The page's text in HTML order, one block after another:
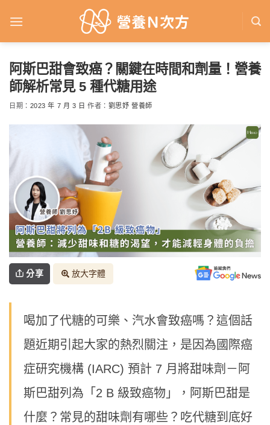
阿斯巴甜會致癌？關鍵在時間和劑量！營養
師解析常見 5 種代糖用途
日期： 2023 年 7 月 3 日 作者： 劉思妤 營養師
分享 放大字體
喝加了代糖的可樂、汽水會致癌嗎？這個話
題近期引起大家的熱烈關注，是因為國際癌
症研究機構 (IARC) 預計 7 月將甜味劑－阿
斯巴甜列為「2 B 級致癌物」，阿斯巴甜是
什麼？常見的甜味劑有哪些？吃代糖到底好